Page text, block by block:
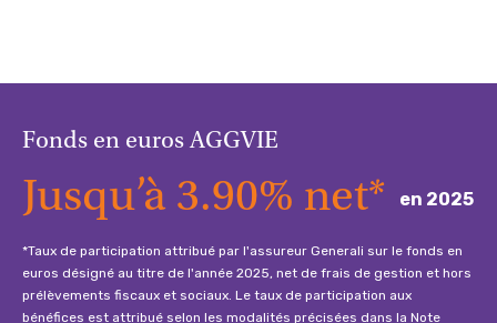
Fonds en euros AGGVIE
Jusqu’à 3.90% net* en 2025
*Taux de participation attribué par l'assureur Generali sur le fonds en
euros désigné au titre de l'année 2025, net de frais de gestion et hors
prélèvements fiscaux et sociaux. Le taux de participation aux
bénéfices est attribué selon les modalités précisées dans la Note